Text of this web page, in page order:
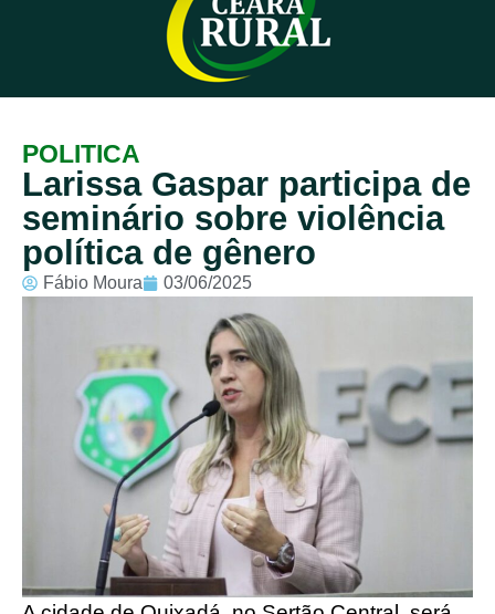
Sobre
POLITICA
Larissa Gaspar participa de
seminário sobre violência
política de gênero
Fábio Moura 03/06/2025